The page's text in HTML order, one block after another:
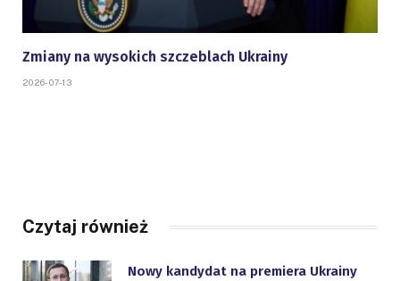
Zmiany na wysokich szczeblach Ukrainy
2026-07-13
Czytaj również
Nowy kandydat na premiera Ukrainy